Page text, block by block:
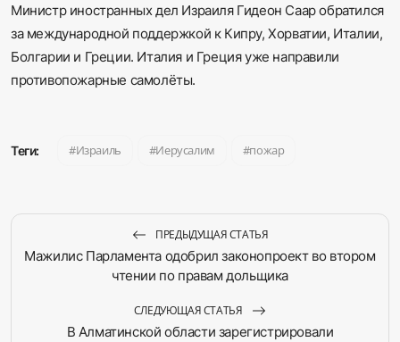
Министр иностранных дел Израиля Гидеон Саар обратился
за международной поддержкой к Кипру, Хорватии, Италии,
Болгарии и Греции. Италия и Греция уже направили
противопожарные самолёты.
Теги: Израиль Иерусалим пожар
ПРЕДЫДУЩАЯ СТАТЬЯ
Мажилис Парламента одобрил законопроект во втором
чтении по правам дольщика
СЛЕДУЮЩАЯ СТАТЬЯ
В Алматинской области зарегистрировали